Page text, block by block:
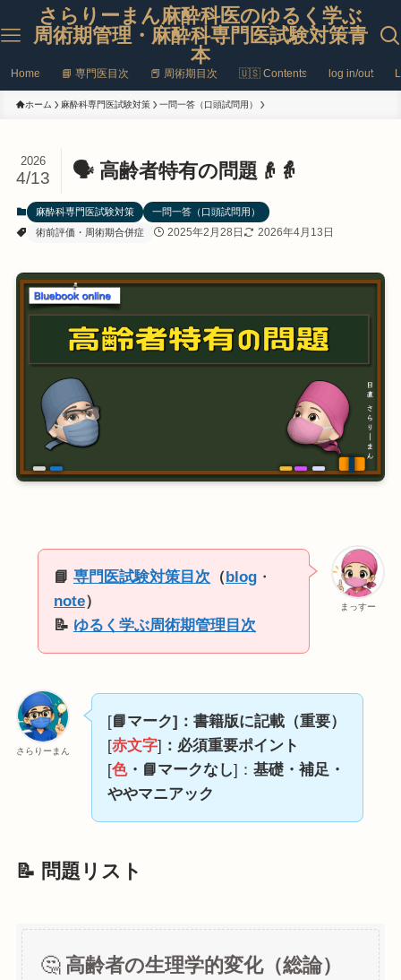
さらりーまん麻酔科医のゆるく学ぶ
周術期管理・麻酔科専門医試験対策青
本
Home 📘 専門医目次 📕 周術期目次 🇺🇸 Contents log in/out
ホーム 麻酔科専門医試験対策 一問一答（口頭試問用）
🗣️ 高齢者特有の問題👴👵
2026
4/13
麻酔科専門医試験対策
一問一答（口頭試問用）
術前評価・周術期合併症
2025年2月28日 2026年4月13日
まっすー
📘 専門医試験対策目次 （ blog・
note）
📝 ゆるく学ぶ周術期管理目次
さらりーまん
[📘マーク]：書籍版に記載（重要）
[赤文字] ：必須重要ポイント
[色・📘マークなし]： 基礎・補足・
ややマニアック
📝 問題リスト
🤔 高齢者の生理学的変化（総論）